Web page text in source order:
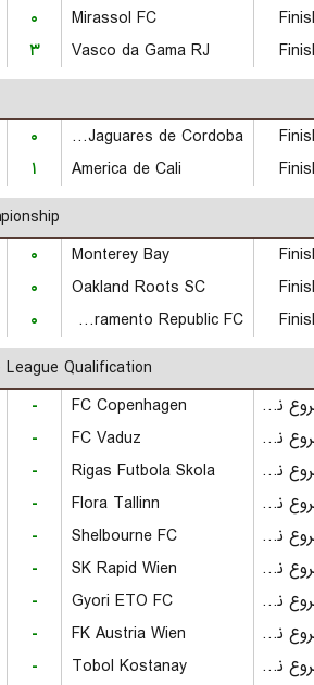
۰ Mirassol FC
۳ Vasco da Gama RJ
۰ CD Jaguares de Cordoba
۱ America de Cali
۰ Monterey Bay
۰ Oakland Roots SC
۰ Sacramento Republic FC
League Qualification
- FC Copenhagen بازی شروع نشده است
- FC Vaduz بازی شروع نشده است
- Rigas Futbola Skola بازی شروع نشده است
- Flora Tallinn بازی شروع نشده است
- Shelbourne FC بازی شروع نشده است
- SK Rapid Wien بازی شروع نشده است
- Gyori ETO FC بازی شروع نشده است
- FK Austria Wien بازی شروع نشده است
- Tobol Kostanay بازی شروع نشده است